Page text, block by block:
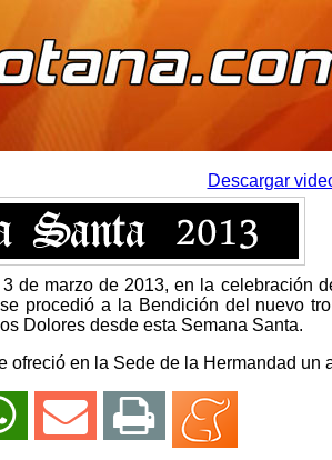
Descargar
de marzo de 2013, en la celebración
procedió a la Bendición del nuevo
Dolores desde esta Semana Santa.
ofreció en la Sede de la Hermandad un